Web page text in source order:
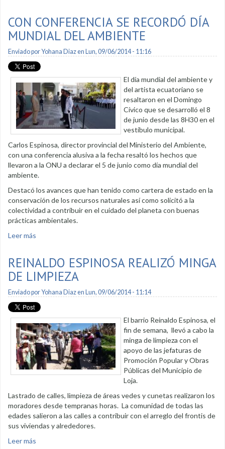
CON CONFERENCIA SE RECORDÓ DÍA
MUNDIAL DEL AMBIENTE
Enviado porYohana Diazen Lun, 09/06/2014 - 11:16
El día mundial del ambiente y
del artista ecuatoriano se
resaltaron en el Domingo
Cívico que se desarrolló el 8
de junio desde las 8H30 en el
vestíbulo municipal.
Carlos Espinosa, director provincial del Ministerio del Ambiente,
con una conferencia alusiva a la fecha resaltó los hechos que
llevaron a la ONU a declarar el 5 de junio como día mundial del
ambiente.
Destacó los avances que han tenido como cartera de estado en la
conservación de los recursos naturales así como solicitó a la
colectividad a contribuir en el cuidado del planeta con buenas
prácticas ambientales.
Leer más
REINALDO ESPINOSA REALIZÓ MINGA
DE LIMPIEZA
Enviado porYohana Diazen Lun, 09/06/2014 - 11:14
El barrio Reinaldo Espinosa, el
fin de semana, llevó a cabo la
minga de limpieza con el
apoyo de las jefaturas de
Promoción Popular y Obras
Públicas del Municipio de
Loja.
Lastrado de calles, limpieza de áreas vedes y cunetas realizaron los
moradores desde tempranas horas. La comunidad de todas las
edades salieron a las calles a contribuir con el arreglo del frontis de
sus viviendas y alrededores.
Leer más